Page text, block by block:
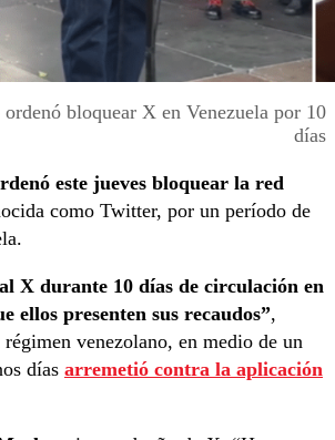
bloquear X en Venezuela por 10
días
este jueves bloquear la red
como Twitter, por un período de
X durante 10 días de circulación en
ellos presenten sus recaudos”,
venezolano, en medio de un
días arremetió contra la aplicación